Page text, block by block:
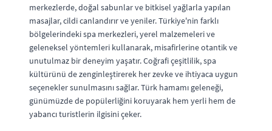
merkezlerde, doğal sabunlar ve bitkisel yağlarla yapılan
masajlar, cildi canlandırır ve yeniler. Türkiye'nin farklı
bölgelerindeki spa merkezleri, yerel malzemeleri ve
geleneksel yöntemleri kullanarak, misafirlerine otantik ve
unutulmaz bir deneyim yaşatır. Coğrafi çeşitlilik, spa
kültürünü de zenginleştirerek her zevke ve ihtiyaca uygun
seçenekler sunulmasını sağlar. Türk hamamı geleneği,
günümüzde de popülerliğini koruyarak hem yerli hem de
yabancı turistlerin ilgisini çeker.